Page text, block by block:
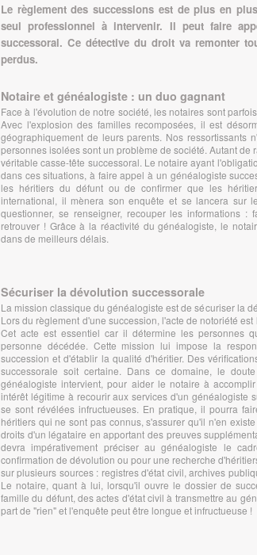
Le règlement des successions est de plus en
seul professionnel à intervenir. Il peut faire
successoral. Ce détective du droit va remonter
perdus.
Notaire et généalogiste : un duo gagnant
Face à l'évolution de notre société, les notaires sont
Avec l'explosion des familles recomposées, il est
géographiquement de leurs parents. Nos
personnes isolées sont un problème de société. Autant
véritable casse-tête successoral. Le notaire ayant
dans ces situations, à faire appel à un généalogiste
les héritiers du défunt ou de confirmer que les
international, il mènera son enquête et se lancera sur
questionner, se renseigner, recouper les informations
retrouver ! Grâce à la réactivité du généalogiste, le
dans de meilleurs délais.
Sécuriser la dévolution successorale
La mission classique du généalogiste est de sécuriser la
Lors du règlement d'une succession, l'acte de notoriété
Cet acte est essentiel car il détermine les personnes
personne décédée. Cette mission lui impose la
succession et d'établir la qualité d'héritier. Des
successorale soit certaine. Dans ce domaine, le
généalogiste intervient, pour aider le notaire à
intérêt légitime à recourir aux services d'un généalogiste
se sont révélées infructueuses. En pratique, il pourra
héritiers qui ne sont pas connus, s'assurer qu'il n'en
droits d'un légataire en apportant des preuves
devra impérativement préciser au généalogiste le
confirmation de dévolution ou pour une recherche
sur plusieurs sources : registres d'état civil, archives
Le notaire, quant à lui, lorsqu'il ouvre le dossier de
famille du défunt, des actes d'état civil à transmettre au
part de "rien" et l'enquête peut être longue et infructueuse !